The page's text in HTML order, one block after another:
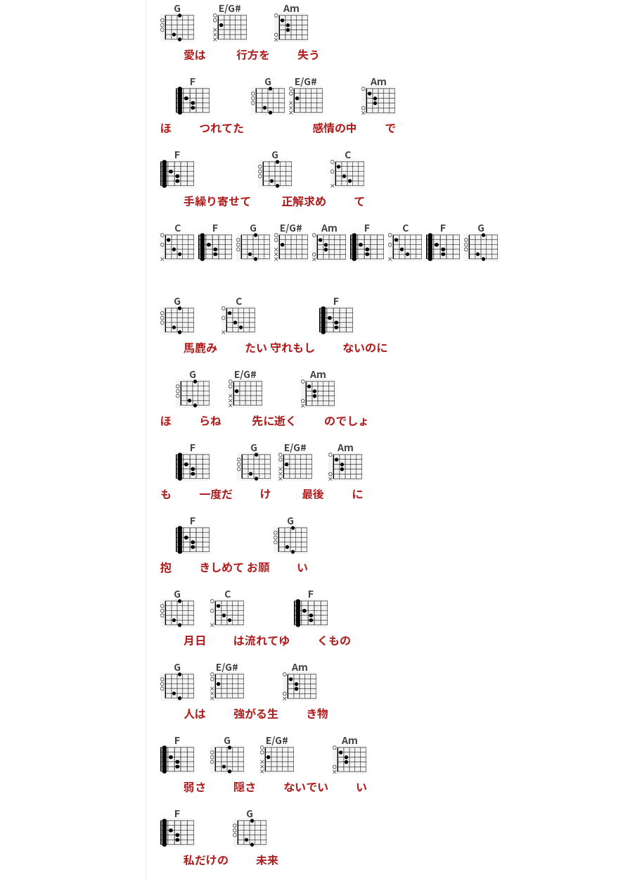
G
愛は
E/G#
行方を
Am
失う
ほ
F
つれてた
G E/G#
感情の中
Am
で
F
手繰り寄せて
G
正解求め
C
て
C F G E/G# Am F C F G
G
馬鹿み
C
たい 守れもし
F
ないのに
ほ
G
らね
E/G#
先に逝く
Am
のでしょ
も
F
一度だ
G
け
E/G#
最後
Am
に
抱
F
き しめて お願
G
い
G
月日
C
は流れてゆ
F
く もの
G
人は
E/G#
強がる生
Am
き物
F
弱さ
G
隠さ
E/G#
ないでい
Am
い
F
私だけの
G
未来